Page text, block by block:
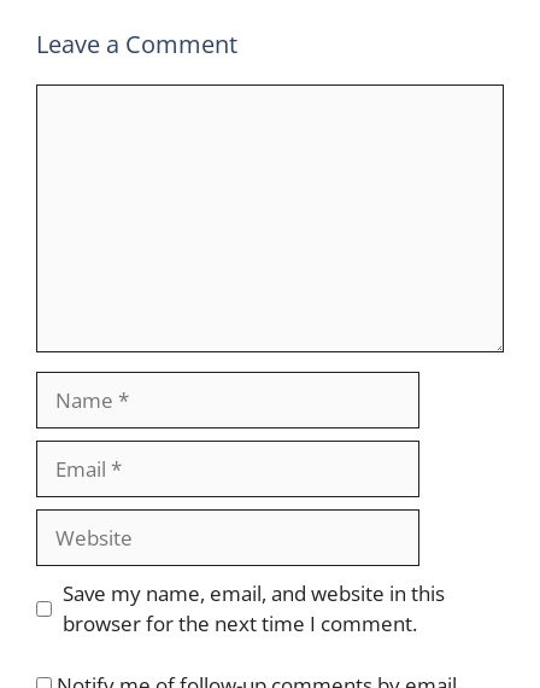
Leave a Comment
Website
Save my name, email, and website in this
browser for the next time I comment.